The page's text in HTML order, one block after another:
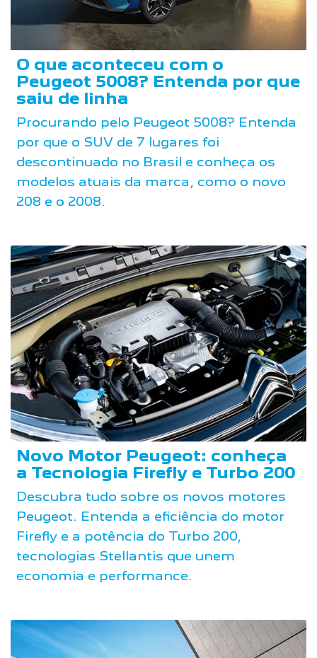
O que aconteceu com o
Peugeot 5008? Entenda por que
saiu de linha
Procurando pelo Peugeot 5008? Entenda
por que o SUV de 7 lugares foi
descontinuado no Brasil e conheça os
modelos atuais da marca, como o novo
208 e o 2008.
Novo Motor Peugeot: conheça
a Tecnologia Firefly e Turbo 200
Descubra tudo sobre os novos motores
Peugeot. Entenda a eficiência do motor
Firefly e a potência do Turbo 200,
tecnologias Stellantis que unem
economia e performance.